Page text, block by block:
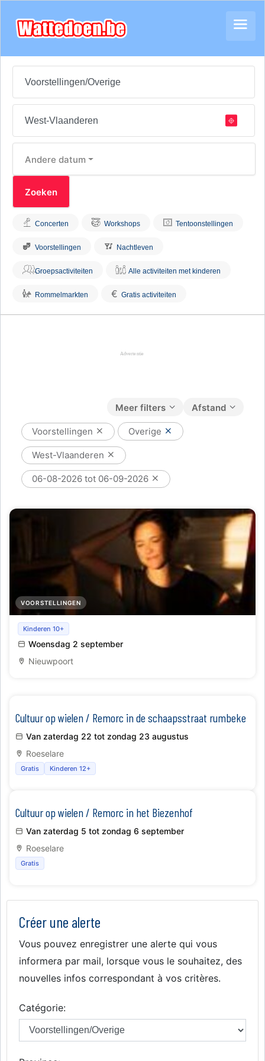
Andere datum
Concerten Workshops Tentoonstellingen
Voorstellingen Nachtleven
Groepsactiviteiten Alle activiteiten met kinderen
Rommelmarkten € Gratis activiteiten
Afstand
Meer filters
Voorstellingen Overige
West-Vlaanderen
06-08-2026 tot 06-09-2026
VOORSTELLINGEN
Lezing Bieke Depoorter
Kinderen 10+
Woensdag 2 september
Nieuwpoort
Cultuur op wielen / Remorc in de schaapsstraat rumbeke
Van zaterdag 22 tot zondag 23 augustus
Roeselare
Gratis Kinderen 12+
Cultuur op wielen / Remorc in het Biezenhof
Van zaterdag 5 tot zondag 6 september
Roeselare
Gratis
Créer une alerte
Vous pouvez enregistrer une alerte qui vous
informera par mail, lorsque vous le souhaitez, des
nouvelles infos correspondant à vos critères.
Catégorie: